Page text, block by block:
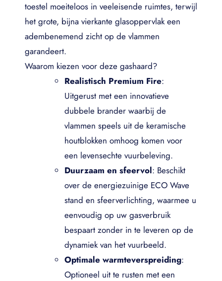
toestel moeiteloos in veeleisende ruimtes, terwijl
het grote, bijna vierkante glasoppervlak een
adembenemend zicht op de vlammen
garandeert.
Waarom kiezen voor deze gashaard?
Realistisch Premium Fire:
Uitgerust met een innovatieve
dubbele brander waarbij de
vlammen speels uit de keramische
houtblokken omhoog komen voor
een levensechte vuurbeleving.
Duurzaam en sfeervol: Beschikt
over de energiezuinige ECO Wave
stand en sfeerverlichting, waarmee u
eenvoudig op uw gasverbruik
bespaart zonder in te leveren op de
dynamiek van het vuurbeeld.
Optimale warmteverspreiding:
Optioneel uit te rusten met een